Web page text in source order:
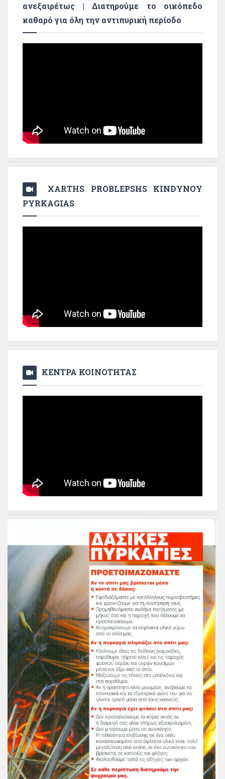
ανεξαιρέτως | Διατηρούμε το οικόπεδο
καθαρό για όλη την αντιπυρική περίοδο
XARTHS PROBLEPSHS KINDYNOY
PYRKAGIAS
ΚΕΝΤΡΑ ΚΟΙΝΟΤΗΤΑΣ